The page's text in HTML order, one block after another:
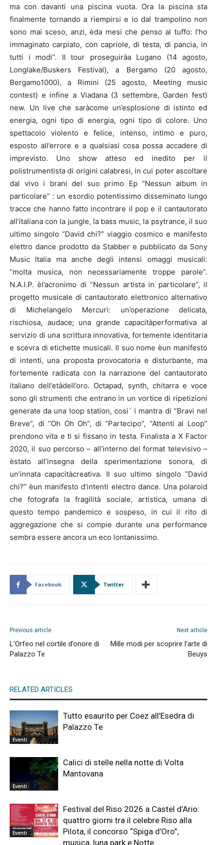
ma con davanti una piscina vuota. Ora la piscina sta
finalmente tornando a riempirsi e io dal trampolino non
sono mai sceso, anzi, èda mesi che penso al tuffo: l’ho
immaginato carpiato, con capriole, di testa, di pancia, in
tutti i modi”. Il tour proseguiràa Lugano (14 agosto,
Longlake/Buskers Festival), a Bergamo (20 agosto,
Bergamo1000), a Rimini (25 agosto, Meeting music
contest) e infine a Viadana (3 settembre, Garden fest)
new. Un live che saràcome un’esplosione di istinto ed
energia, ogni tipo di energia, ogni tipo di colore. Uno
spettacolo violento e felice, intenso, intimo e puro,
esposto all’errore e a qualsiasi cosa possa accadere di
imprevisto. Uno show atteso ed inedito per il
polistrumentista di origini calabresi, in cui poter ascoltare
dal vivo i brani del suo primo Ep “Nessun album in
particolare” : un esordio potentissimo disseminato lungo
tracce che hanno fatto incontrare il pop e il cantautorato
all’italiana con la jungle, la bass music, la psytrance, il suo
ultimo singolo “David chi?” viaggio cosmico e manifesto
elettro dance prodotto da Stabber e pubblicato da Sony
Music Italia ma anche degli intensi omaggi musicali:
“molta musica, non necessariamente troppe parole”.
N.A.I.P. èl’acronimo di “Nessun artista in particolare”, il
progetto musicale di cantautorato elettronico alternativo
di Michelangelo Mercuri: un’operazione delicata,
rischiosa, audace; una grande capacitàperformativa al
servizio di una scrittura innovativa, fortemente identitaria
e scevra di etichette musicali. Il suo nome èun manifesto
di intenti, una proposta provocatoria e disturbante, ma
fortemente radicata con la narrazione del cantautorato
italiano dell’etàdell’oro. Octapad, synth, chitarra e voce
sono gli strumenti che entrano in un vortice di ripetizioni
generate da una loop station, cosi` i mantra di “Bravi nel
Breve”, di “Oh Oh Oh”, di “Partecipo”, “Attenti al Loop”
prendono vita e ti si fissano in testa. Finalista a X Factor
2020, il suo percorso – all’interno del format televisivo –
èstato all’insegna della sperimentazione sonora, di
un’innata capacitàcreativa. Il suo ultimo singolo “David
chi?” èun manifesto d’intenti electro dance. Una polaroid
che fotografa la fragilità sociale, artistica, umana di
questo tempo pandemico e sospeso, in cui il rito di
aggregazione che si compie durante una performance
sembra essere ancora un eco lontanissimo.
Facebook Twitter
Previous article
L’Orfeo nel cortile d’onore di
Palazzo Te
Next article
Mille modi per scoprire l’arte di
Beuys
RELATED ARTICLES
Eventi
Tutto esaurito per Coez all’Esedra di
Palazzo Te
Eventi
Calici di stelle nella notte di Volta
Mantovana
Eventi
Festival del Riso 2026 a Castel d’Ario:
quattro giorni tra il celebre Riso alla
Pilota, il concorso “Spiga d’Oro”,
musica, luna park e Notte...